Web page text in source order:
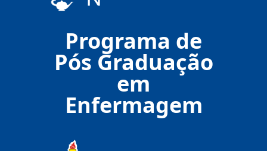
Programa de
Pós Graduação
em
Enfermagem